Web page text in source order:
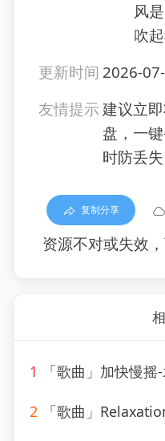
风
吹
更新时间 2026-
友情提示建议立
盘，一
时防丢
复制分享
资源不对或失效
1 「歌曲」加快慢摇
2 「歌曲」Relaxation Music-